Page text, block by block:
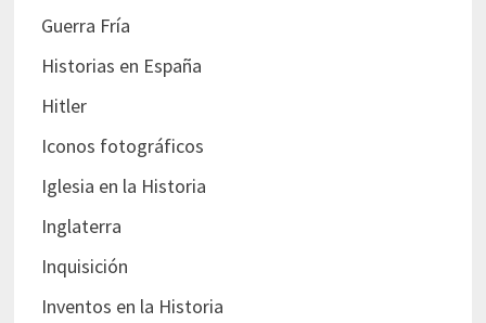
Guerra Fría
Historias en España
Hitler
Iconos fotográficos
Iglesia en la Historia
Inglaterra
Inquisición
Inventos en la Historia